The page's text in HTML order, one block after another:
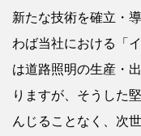
新たな技術を確立・
わば当社における「
は道路照明の生産・
りますが、そうした
んじることなく、次